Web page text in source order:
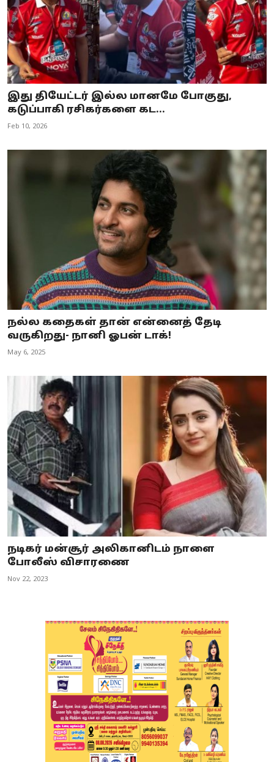
இது தியேட்டர் இல்ல மானமே போகுது,
கடுப்பாகி ரசிகர்களை கட...
Feb 10, 2026
நல்ல கதைகள் தான் என்னைத் தேடி
வருகிறது- நானி ஓபன் டாக்!
May 6, 2025
நடிகர் மன்சூர் அலிகானிடம் நாளை
போலீஸ் விசாரணை
Nov 22, 2023